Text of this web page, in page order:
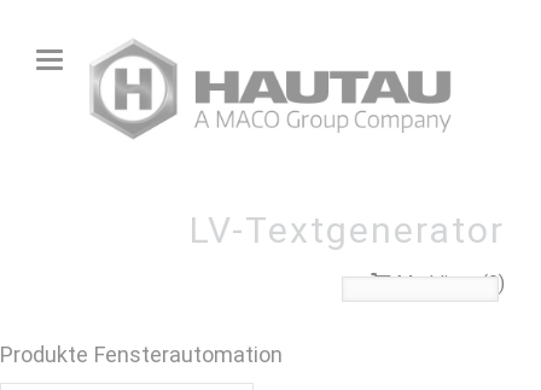
LV-Textgenerator
Merkliste (0)
Produkte Fensterautomation